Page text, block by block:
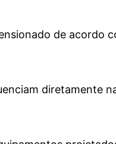
de acordo
diretamente